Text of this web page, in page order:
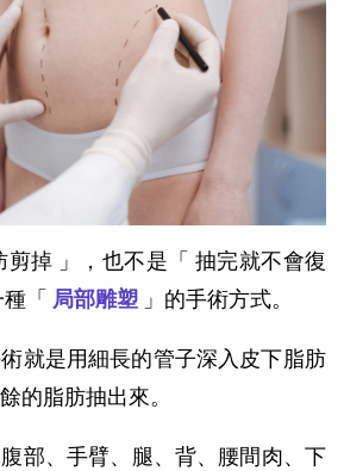
掉 」，也不是「 抽完就不會復
「 局部雕塑 」的手術方式。
就是用細長的管子深入 皮下脂肪
的脂肪抽出來。
部、手臂、腿、背、腰間肉、下